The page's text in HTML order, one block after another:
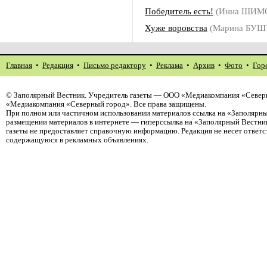
Победитель есть! (Инна
Хуже воровства (Марина
Главная • Редакция • Письмо редактору • Реклама • Архив • Фото •
© Заполярный Вестник. Учредитель газеты — ООО «Медиакомпания
«Медиакомпания «Северный город». Все права защищены.
При полном или частичном использовании материалов ссылка на
размещении материалов в интернете — гиперссылка на «Заполярный
газеты не предоставляет справочную информацию. Редакция не несет
содержащуюся в рекламных объявлениях.